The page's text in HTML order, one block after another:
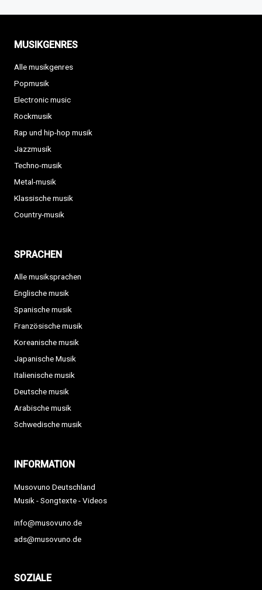
MUSIKGENRES
Alle musikgenres
Popmusik
Electronic music
Rockmusik
Rap und hip-hop musik
Jazzmusik
Techno-musik
Metal-musik
Klassische musik
Country-musik
SPRACHEN
Alle musiksprachen
Englische musik
Spanische musik
Französische musik
Koreanische musik
Japanische Musik
Italienische musik
Deutsche musik
Arabische musik
Schwedische musik
INFORMATION
Musovuno Deutschland
Musik - Songtexte - Videos
info@musovuno.de
ads@musovuno.de
SOZIALE